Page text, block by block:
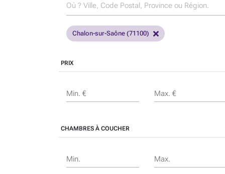
Chalon-sur-Saône (71100)
PRIX
Min. € Max. €
CHAMBRES À COUCHER
Min. Max.